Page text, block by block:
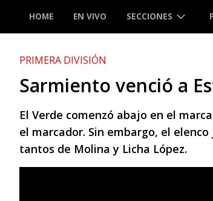
HOME EN VIVO SECCIONES
PRIMERA DIVISIÓN
Sarmiento venció a
El Verde comenzó abajo en el
el marcador. Sin embargo, el
tantos de Molina y Licha López.